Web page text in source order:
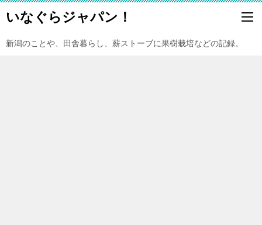
いなぐらジャパン！
新潟のことや、田舎暮らし、薪ストーブに果樹栽培などの記録。